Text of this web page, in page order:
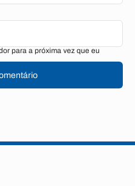
para a próxima vez que eu